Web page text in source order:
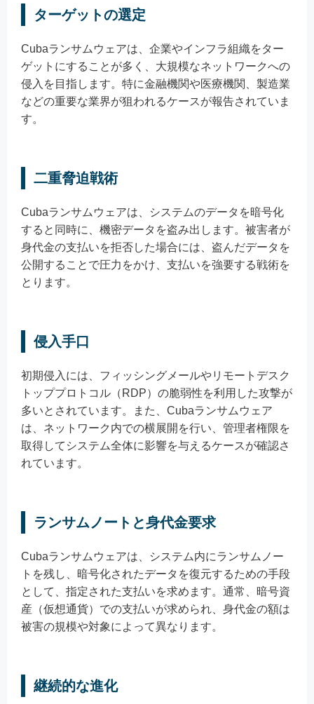
ターゲットの選定
Cubaランサムウェアは、企業やインフラ組織をター
ゲットにすることが多く、大規模なネットワークへの
侵入を目指します。特に金融機関や医療機関、製造業
などの重要な業界が狙われるケースが報告されていま
す。
二重脅迫戦術
Cubaランサムウェアは、システムのデータを暗号化
すると同時に、機密データを盗み出します。被害者が
身代金の支払いを拒否した場合には、盗んだデータを
公開することで圧力をかけ、支払いを強要する戦術を
とります。
侵入手口
初期侵入には、フィッシングメールやリモートデスク
トッププロトコル（RDP）の脆弱性を利用した攻撃が
多いとされています。また、Cubaランサムウェア
は、ネットワーク内での横展開を行い、管理者権限を
取得してシステム全体に影響を与えるケースが確認さ
れています。
ランサムノートと身代金要求
Cubaランサムウェアは、システム内にランサムノー
トを残し、暗号化されたデータを復元するための手段
として、指定された支払いを求めます。通常、暗号資
産（仮想通貨）での支払いが求められ、身代金の額は
被害の規模や対象によって異なります。
継続的な進化